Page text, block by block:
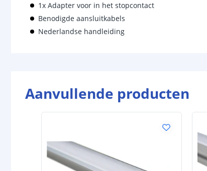
1x Adapter voor in het stopcontact
Benodigde aansluitkabels
Nederlandse handleiding
Aanvullende producten